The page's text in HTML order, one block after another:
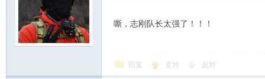
嘶，志刚队长太强了！！！
回复 支持 反对